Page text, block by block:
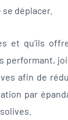
déplacer.
et qu’ils
performant,
afin de
par